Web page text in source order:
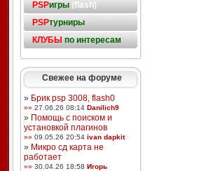
PSPигры(flash)
PSPтурниры
КЛУБЫ по интересам
Свежее на форуме
» Брик psp 3008, flash0
»» 27.06.26 08:14 Danilich9
» Помощь с поиском и
установкой плагинов
»» 09.05.26 20:54 ivan dapkit
» Микро сд карта не
работает
»» 30.04.26 18:58 Игорь